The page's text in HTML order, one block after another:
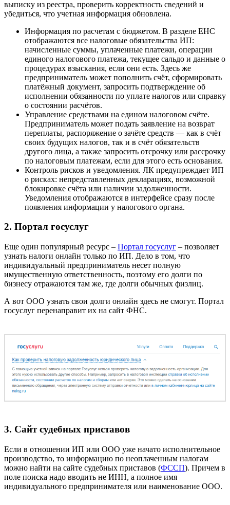
выписку из реестра, проверить корректность сведений и
убедиться, что учетная информация обновлена.
Информация по расчетам с бюджетом. В разделе ЕНС
отображаются все налоговые обязательства ИП:
начисленные суммы, уплаченные платежи, операции
единого налогового платежа, текущее сальдо и данные о
процедурах взыскания, если они есть. Здесь же
предприниматель может пополнить счёт, сформировать
платёжный документ, запросить подтверждение об
исполнении обязанности по уплате налогов или справку
о состоянии расчётов.
Управление средствами на едином налоговом счёте.
Предприниматель может подать заявление на возврат
переплаты, распоряжение о зачёте средств — как в счёт
своих будущих налогов, так и в счёт обязательств
другого лица, а также запросить отсрочку или рассрочку
по налоговым платежам, если для этого есть основания.
Контроль рисков и уведомления. ЛК предупреждает ИП
о рисках: непредставленных декларациях, возможной
блокировке счёта или наличии задолженности.
Уведомления отображаются в интерфейсе сразу после
появления информации у налогового органа.
2. Портал госуслуг
Еще один популярный ресурс – Портал госуслуг – позволяет
узнать налоги онлайн только по ИП. Дело в том, что
индивидуальный предприниматель несет полную
имущественную ответственность, поэтому его долги по
бизнесу отражаются там же, где долги обычных физлиц.
А вот ООО узнать свои долги онлайн здесь не смогут. Портал
госуслуг перенаправит их на сайт ФНС.
3. Сайт судебных приставов
Если в отношении ИП или ООО уже начато исполнительное
производство, то информацию по неоплаченным налогам
можно найти на сайте судебных приставов (ФССП). Причем в
поле поиска надо вводить не ИНН, а полное имя
индивидуального предпринимателя или наименование ООО.